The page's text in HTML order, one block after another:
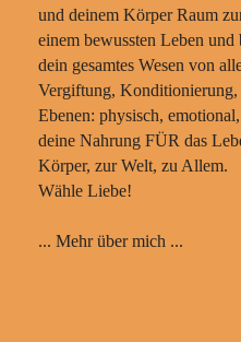
und deinem Körper Raum
einem bewussten Leben
dein gesamtes Wesen von
Vergiftung,
Ebenen: physisch,
deine Nahrung FÜR das
Körper, zur Welt, zu Allem.
Wähle Liebe!
... Mehr über mich ...